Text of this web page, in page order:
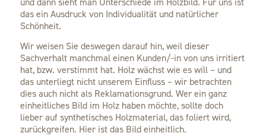
das ein Ausdruck von Individualität und natürlicher
Schönheit.
Wir weisen Sie deswegen darauf hin, weil dieser
Sachverhalt manchmal einen Kunden/-in von uns irritiert
hat, bzw. verstimmt hat. Holz wächst wie es will – und
das unterliegt nicht unserem Einfluss – wir betrachten
dies auch nicht als Reklamationsgrund. Wer ein ganz
einheitliches Bild im Holz haben möchte, sollte doch
lieber auf synthetisches Holzmaterial, das foliert wird,
zurückgreifen. Hier ist das Bild einheitlich.